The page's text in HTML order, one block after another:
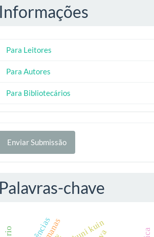
Informações
Para Leitores
Para Autores
Para Bibliotecários
Enviar Submissão
Palavras-chave
huni kuin